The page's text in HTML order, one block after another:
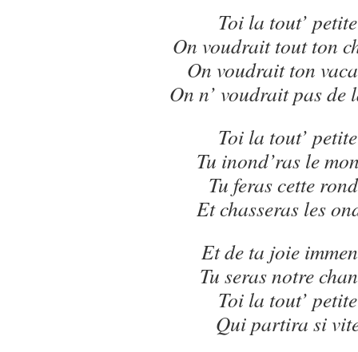
Toi la tout’ petite
On voudrait tout ton
On voudrait ton
On n’ voudrait pas de
Toi la tout’ petite
Tu inond’ras le
Tu feras cette
Et chasseras les
Et de ta joie
Tu seras notre
Toi la tout’ petite
Qui partira si